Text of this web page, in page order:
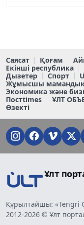
Саясат Қоғам
Екінші республика
Дызетер
Спорт
Жұмысшы
Экономика және
Постtimes
ҰЛТ
Өзекті
Ұлт
Құрылтайшы: «Tengri
2012-2026 © Ұлт